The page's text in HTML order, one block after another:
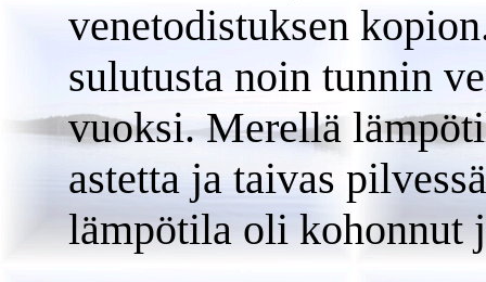
venetodistuksen
sulutusta noin tunnin
vuoksi. Merellä
astetta ja taivas
lämpötila oli kohonnut